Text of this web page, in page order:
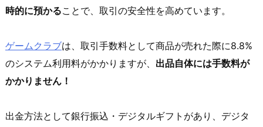
時的に預かることで、取引の安全性を高めています。
ゲームクラブは、取引手数料として商品が売れた際に8.8%
のシステム利用料がかかりますが、 出品自体には手数料が
かかりません！
出金方法として銀行振込・デジタルギフトがあり、デジタ